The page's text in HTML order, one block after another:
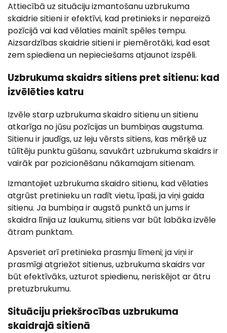
Attiecībā uz situāciju izmantošanu uzbrukuma
skaidrie sitieni ir efektīvi, kad pretinieks ir nepareizā
pozīcijā vai kad vēlaties mainīt spēles tempu.
Aizsardzības skaidrie sitieni ir piemērotāki, kad esat
zem spiediena un nepieciešams atjaunot izspēli.
Uzbrukuma skaidrs sitiens pret sitienu: kad
izvēlēties katru
Izvēle starp uzbrukuma skaidro sitienu un sitienu
atkarīga no jūsu pozīcijas un bumbiņas augstuma.
Sitienu ir jaudīgs, uz leju vērsts sitiens, kas mērķē uz
tūlītēju punktu gūšanu, savukārt uzbrukuma skaidrs ir
vairāk par pozicionēšanu nākamajam sitienam.
Izmantojiet uzbrukuma skaidro sitienu, kad vēlaties
atgrūst pretinieku un radīt vietu, īpaši, ja viņi gaida
sitienu. Ja bumbiņa ir augstā punktā un jums ir
skaidra līnija uz laukumu, sitiens var būt labāka izvēle
ātram punktam.
Apsveriet arī pretinieka prasmju līmeni; ja viņi ir
prasmīgi atgriežot sitienus, uzbrukuma skaidrs var
būt efektīvāks, uzturot spiedienu, neriskējot ar ātru
pretuzbrukumu.
Situāciju priekšrocības uzbrukuma
skaidrajā sitienā